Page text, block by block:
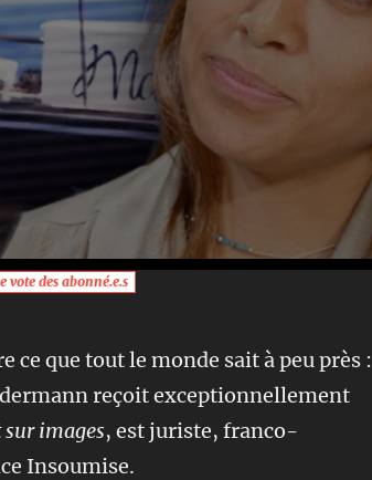
vote des abonné.e.s
ce que tout le monde sait à peu près :
reçoit exceptionnellement
sur images, est juriste, franco-
Insoumise.